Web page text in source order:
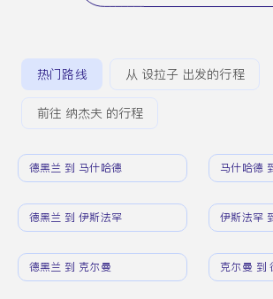
热门路线 从 设拉子 出发的行程
前往 纳杰夫 的行程
德黑兰 到 马什哈德 马什哈德
德黑兰 到 伊斯法罕 伊斯法罕
德黑兰 到 克尔曼 克尔曼 到